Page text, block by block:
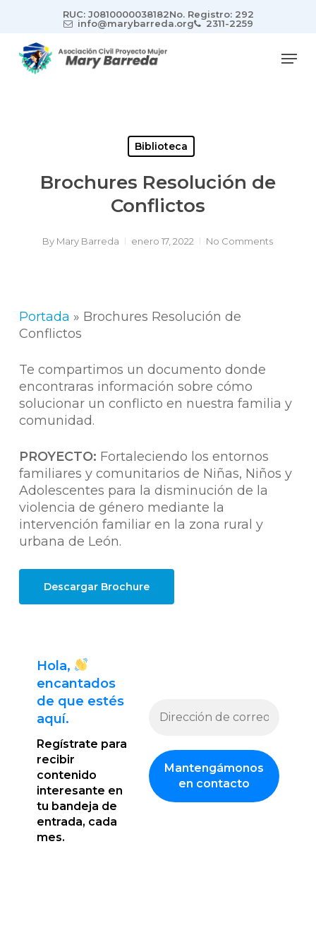
main
content
RUC: J0810000038182No. Registro: 292
info@marybarreda.org
2311-2259
Biblioteca
Brochures Resolución de
Conflictos
By Mary Barreda enero 17, 2022 No Comments
Portada » Brochures Resolución de
Conflictos
Te compartimos un documento donde
encontraras información sobre cómo
solucionar un conflicto en nuestra familia y
comunidad.
PROYECTO: Fortaleciendo los entornos
familiares y comunitarios de Niñas, Niños y
Adolescentes para la disminución de la
violencia de género mediante la
intervención familiar en la zona rural y
urbana de León.
Descargar Brochure
Hola,
encantados
de que estés
aquí.
Regístrate para
recibir
contenido
interesante en
tu bandeja de
entrada, cada
mes.